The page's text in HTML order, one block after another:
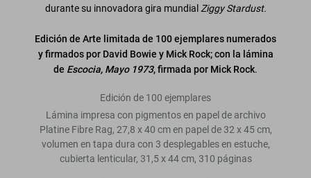
durante su innovadora gira mundial Ziggy Stardust.
Edición de Arte limitada de 100 ejemplares numerados
y firmados por David Bowie y Mick Rock; con la lámina
de Escocia, Mayo 1973, firmada por Mick Rock.
Edición de 100 ejemplares
Lámina impresa con pigmentos en papel de archivo
Platine Fibre Rag, 27,8 x 40 cm en papel de 32 x 45 cm,
volumen en tapa dura con 3 desplegables en estuche,
cubierta lenticular, 31,5 x 44 cm, 310 páginas